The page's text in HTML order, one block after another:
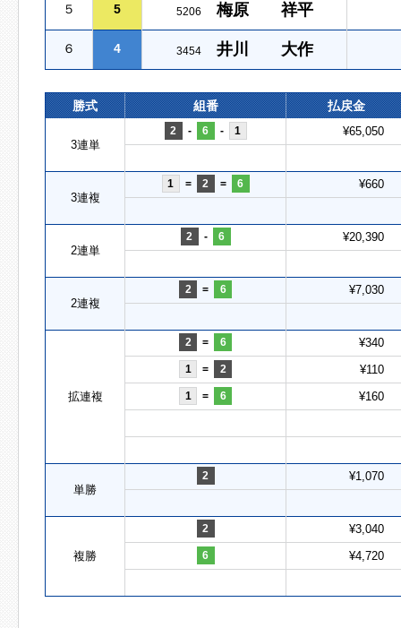
５ 5 5206 梅原 祥平
６ 4 3454 井川 大作
勝式 組番 払戻金
3連単
2 - 6 - 1 ¥65,050
3連複
1 = 2 = 6 ¥660
2連単
2 - 6 ¥20,390
2連複
2 = 6 ¥7,030
拡連複
2 = 6 ¥340
1 = 2 ¥110
1 = 6 ¥160
単勝
2 ¥1,070
複勝
2 ¥3,040
6 ¥4,720